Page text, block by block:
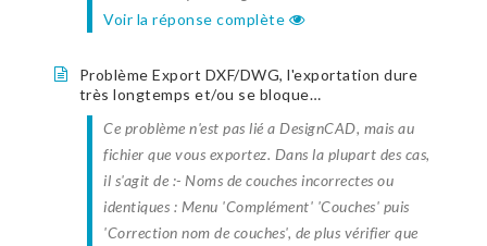
Voir la réponse complète
Problème Export DXF/DWG, l'exportation dure
très longtemps et/ou se bloque…
Ce problème n'est pas lié a DesignCAD, mais au
fichier que vous exportez. Dans la plupart des cas,
il s'agit de :- Noms de couches incorrectes ou
identiques : Menu 'Complément' 'Couches' puis
'Correction nom de couches', de plus vérifier que